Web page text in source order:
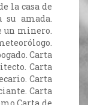
la casa de
su amada.
un minero.
Carta
Carta
Carta
Carta